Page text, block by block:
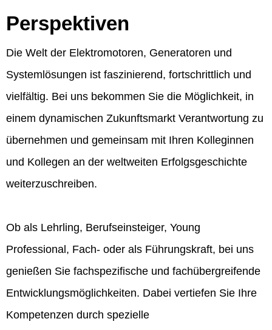
Perspektiven
Die Welt der Elektromotoren, Generatoren und
Systemlösungen ist faszinierend, fortschrittlich und
vielfältig. Bei uns bekommen Sie die Möglichkeit, in
einem dynamischen Zukunftsmarkt Verantwortung zu
übernehmen und gemeinsam mit Ihren Kolleginnen
und Kollegen an der weltweiten Erfolgsgeschichte
weiterzuschreiben.
Ob als Lehrling, Berufseinsteiger, Young
Professional, Fach- oder als Führungskraft, bei uns
genießen Sie fachspezifische und fachübergreifende
Entwicklungsmöglichkeiten. Dabei vertiefen Sie Ihre
Kompetenzen durch spezielle